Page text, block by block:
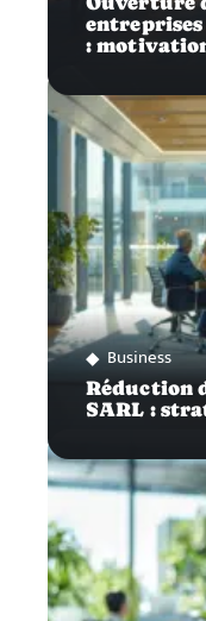
:
Business
Réduction
SARL :